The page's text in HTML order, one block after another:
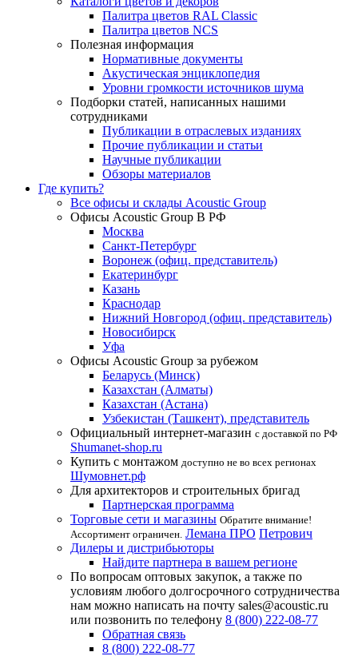
Палитра цветов RAL Сlassic
Палитра цветов NCS
Полезная информация
Нормативные документы
Акустическая энциклопедия
Уровни громкости источников шума
Подборки статей, написанных нашими
сотрудниками
Публикации в отраслевых изданиях
Прочие публикации и статьи
Научные публикации
Обзоры материалов
Где купить?
Все офисы и склады Acoustic Group
Офисы Acoustic Group В РФ
Москва
Санкт-Петербург
Воронеж (офиц. представитель)
Екатеринбург
Казань
Краснодар
Нижний Новгород (офиц. представитель)
Новосибирск
Уфа
Офисы Acoustic Group за рубежом
Беларусь (Минск)
Казахстан (Алматы)
Казахстан (Астана)
Узбекистан (Ташкент), представитель
Официальный интернет-магазин с доставкой по РФ
Shumanet-shop.ru
Купить с монтажом доступно не во всех регионах
Шумовнет.рф
Для архитекторов и строительных бригад
Партнерская программа
Торговые сети и магазины Обратите внимание!
Ассортимент ограничен. Лемана ПРО Петрович
Дилеры и дистрибьюторы
Найдите партнера в вашем регионе
По вопросам оптовых закупок, а также по
условиям любого долгосрочного сотрудничества
нам можно написать на почту sales@acoustic.ru
или позвонить по телефону 8 (800) 222-08-77
Обратная связь
8 (800) 222-08-77